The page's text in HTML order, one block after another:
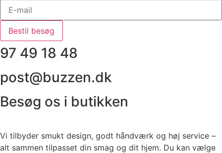
Bestil besøg
97 49 18 48
post@buzzen.dk
Besøg os i butikken
Vi tilbyder smukt design, godt håndværk og høj service –
alt sammen tilpasset din smag og dit hjem. Du kan vælge